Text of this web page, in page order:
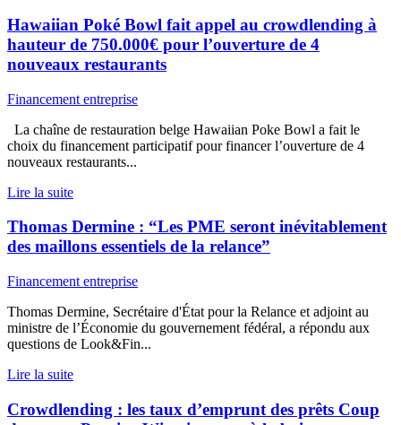
Hawaiian Poké Bowl fait appel au crowdlending à
hauteur de 750.000€ pour l’ouverture de 4
nouveaux restaurants
Financement entreprise
La chaîne de restauration belge Hawaiian Poke Bowl a fait le
choix du financement participatif pour financer l’ouverture de 4
nouveaux restaurants...
Lire la suite
Thomas Dermine : “Les PME seront inévitablement
des maillons essentiels de la relance”
Financement entreprise
Thomas Dermine, Secrétaire d'État pour la Relance et adjoint au
ministre de l’Économie du gouvernement fédéral, a répondu aux
questions de Look&Fin...
Lire la suite
Crowdlending : les taux d’emprunt des prêts Coup